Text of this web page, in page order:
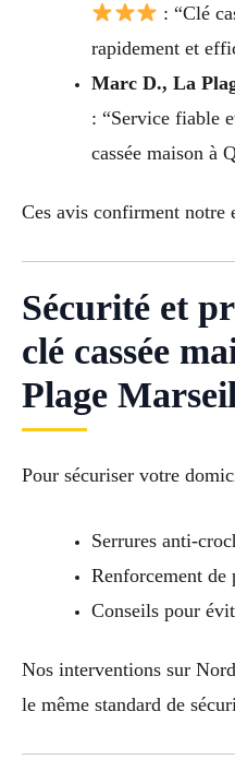
: “Clé
rapidement et
Marc D., La
: “Service fiable
cassée maison à
Ces avis confirment notre
Sécurité et
clé cassée
Plage
Pour sécuriser votre
Serrures anti-
Renforcement de
Conseils pour
Nos interventions sur
le même standard de